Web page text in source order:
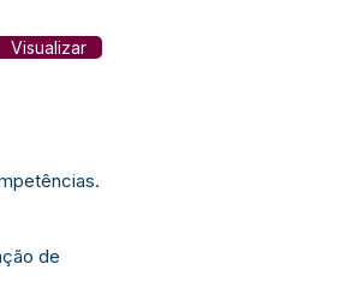
Visualizar
de